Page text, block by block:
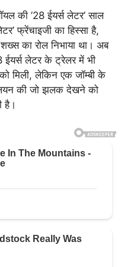
की ’28 ईयर्स लेटर’ साल
फ्रेंचाइजी का हिस्सा है,
का रोल निभाया था। अब
ईयर्स लेटर के ट्रेलर में भी
मिली, लेकिन एक जॉम्बी के
की जो झलक देखने को
है।